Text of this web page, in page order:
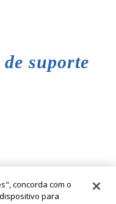
suporte
concorda com o
para